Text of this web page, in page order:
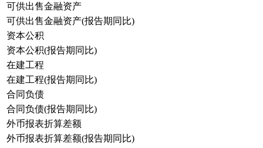
可供出售金融资产
可供出售金融资产(报告期同比)
资本公积
资本公积(报告期同比)
在建工程
在建工程(报告期同比)
合同负债
合同负债(报告期同比)
外币报表折算差额
外币报表折算差额(报告期同比)